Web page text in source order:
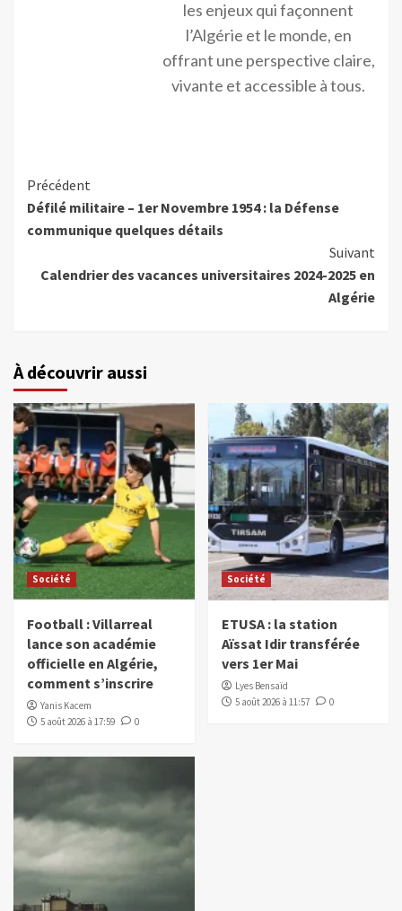
les enjeux qui façonnent
l’Algérie et le monde, en
offrant une perspective claire,
vivante et accessible à tous.
Précédent
Défilé militaire – 1er Novembre 1954 : la Défense
communique quelques détails
Suivant
Calendrier des vacances universitaires 2024-2025 en
Algérie
À découvrir aussi
Société
Football : Villarreal
lance son académie
officielle en Algérie,
comment s’inscrire
Yanis Kacem
5 août 2026 à 17:59
0
Société
ETUSA : la station
Aïssat Idir transférée
vers 1er Mai
Lyes Bensaïd
5 août 2026 à 11:57
0